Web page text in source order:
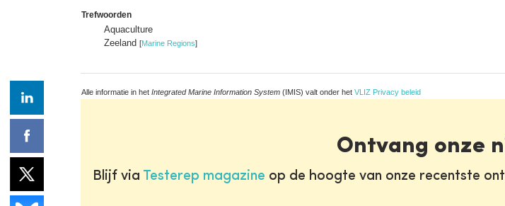
Trefwoorden
Aquaculture
Zeeland [Marine Regions]
Alle informatie in het Integrated Marine Information System (IMIS) valt onder het VLIZ Privacy beleid
Ontvang onze
Blijf via Testerep magazine op de hoogte van onze recentste